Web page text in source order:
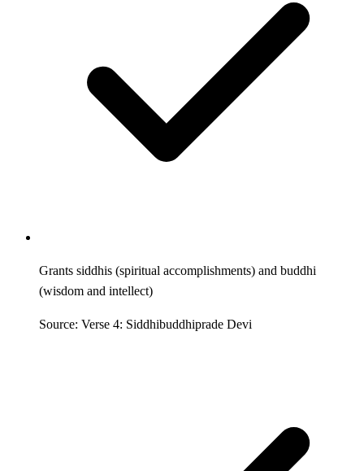
Grants siddhis (spiritual accomplishments) and buddhi
(wisdom and intellect)
Source: Verse 4: Siddhibuddhiprade Devi